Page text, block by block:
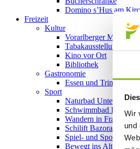
Wir
und
Domino s’Hus am
Freizeit
Kultur
Vorarlberger
Tabakausstellung
Kino vor Ort
Bibliothek
Gastronomie
Essen und Trinken in
Sport
Naturbad Untere Au
Schwimmbad Felsenau
Wandern in Frastanz
Schilift Bazora
Spiel- und Sportstätten
Bewegt ins Alter